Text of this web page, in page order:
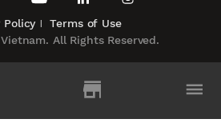
All Rights Reserved.
Policy Terms of Use